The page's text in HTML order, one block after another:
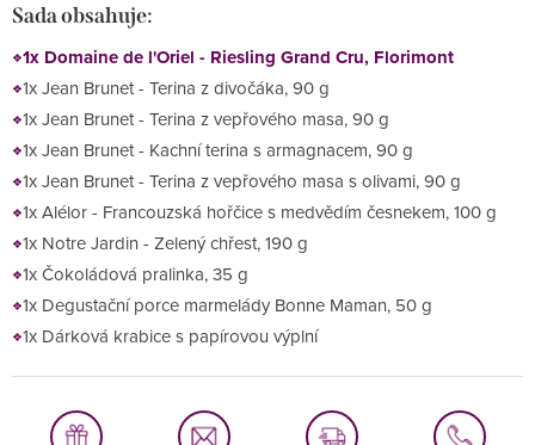
Sada obsahuje:
1x Domaine de l'Oriel - Riesling Grand Cru, Florimont
1x Jean Brunet - Terina z divočáka, 90 g
1x Jean Brunet - Terina z vepřového masa, 90 g
1x Jean Brunet - Kachní terina s armagnacem, 90 g
1x Jean Brunet - Terina z vepřového masa s olivami, 90 g
1x Alélor - Francouzská hořčice s medvědím česnekem, 100 g
1x Notre Jardin - Zelený chřest, 190 g
1x Čokoládová pralinka, 35 g
1x Degustační porce marmelády Bonne Maman, 50 g
1x Dárková krabice s papírovou výplní